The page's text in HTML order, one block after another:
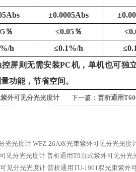
±0.0005Abs ±
％ ≤0.05％ ≤
h ≤0.1%/h ≤
屏则无需安装PC机，单机也可独
功能，节省空间。
外可见分光光度计 下一篇： 普析通用
光光度计WFZ-26A双光束紫外可见分光光度
见分光光度计 普析通用T9台式紫外可见分光
见分光光度计 普析通用TU-1901双光束紫外